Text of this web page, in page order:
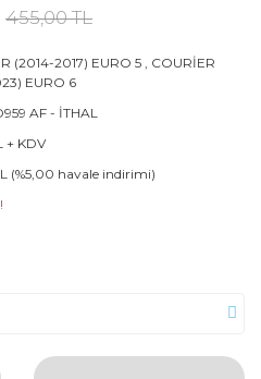
455,00 TL
(2014-2017) EURO 5 , COURİER
EURO 6
AF - İTHAL
+ KDV
(%5,00 havale indirimi)